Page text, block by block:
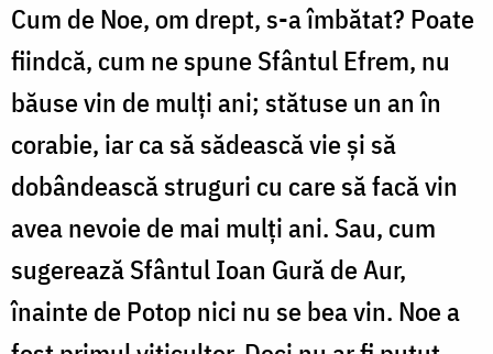
Cum de Noe, om drept, s-a îmbătat? Poate
fiindcă, cum ne spune Sfântul Efrem, nu
băuse vin de mulţi ani; stătuse un an în
corabie, iar ca să sădească vie şi să
dobândească struguri cu care să facă vin
avea nevoie de mai mulţi ani. Sau, cum
sugerează Sfântul Ioan Gură de Aur,
înainte de Potop nici nu se bea vin. Noe a